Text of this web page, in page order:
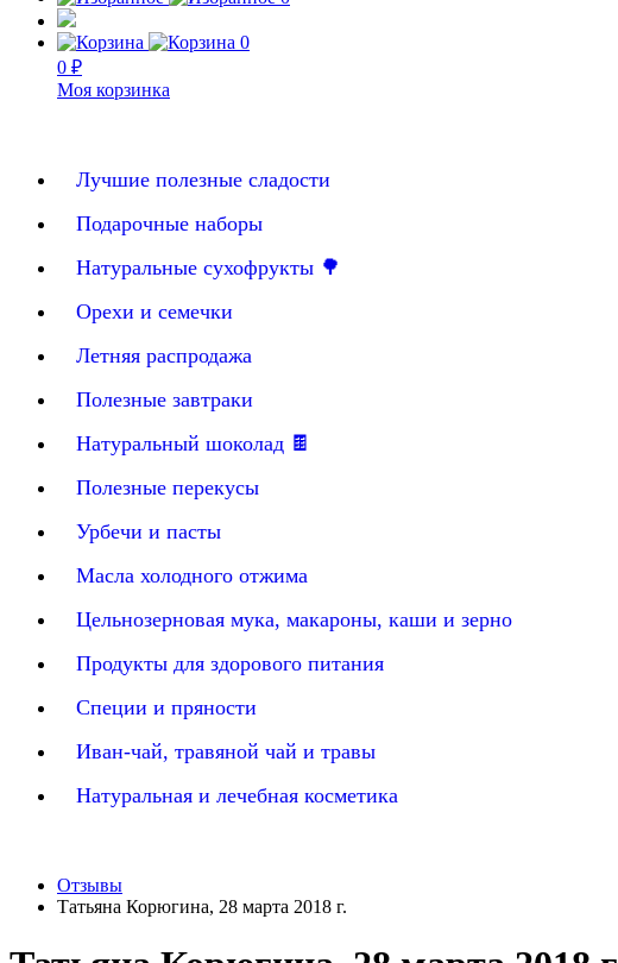
0
0 ₽
Моя корзинка
Лучшие полезные сладости
Подарочные наборы
Натуральные сухофрукты 🌳
Орехи и семечки
Летняя распродажа
Полезные завтраки
Натуральный шоколад 🍫
Полезные перекусы
Урбечи и пасты
Масла холодного отжима
Цельнозерновая мука, макароны, каши и зерно
Продукты для здорового питания
Специи и пряности
Иван-чай, травяной чай и травы
Натуральная и лечебная косметика
Отзывы
Татьяна Корюгина, 28 марта 2018 г.